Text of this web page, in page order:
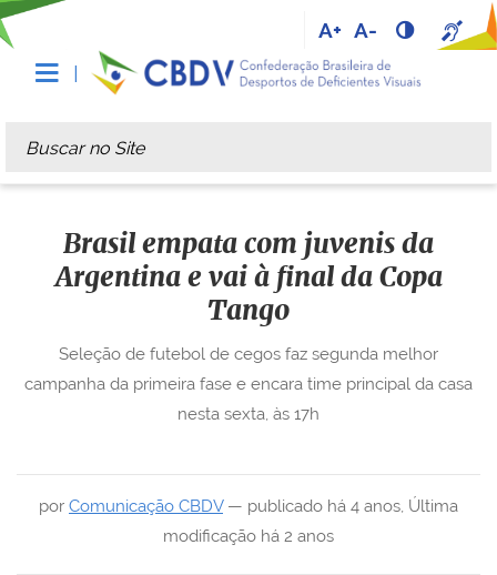
A+ A-
Busca
Busca Avançada…
Brasil empata com juvenis da
Argentina e vai à final da Copa
Tango
por Comunicação CBDV— publicado há 4 anos, Última
modificação há 2 anos
Seleção de futebol de cegos faz segunda melhor
campanha da primeira fase e encara time principal da casa
nesta sexta, às 17h